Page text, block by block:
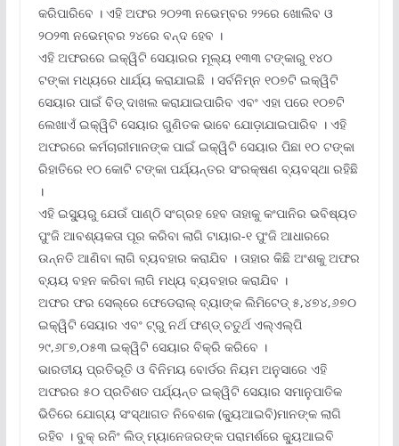
କରିପାରିବେ । ଏହି ଅଫର ୨୦୨୩ ନଭେମ୍ବର ୨୨ରେ ଖୋଲିବ ଓ
୨୦୨୩ ନଭେମ୍ବର ୨୪ରେ ବନ୍ଦ ହେବ ।
ଏହି ଅଫରରେ ଇକ୍ୱିଟି ସେୟାରର ମୂଲ୍ୟ ୧୩୩ ଟଙ୍କାରୁ ୧୪୦
ଟଙ୍କା ମଧ୍ୟରେ ଧାର୍ଯ୍ୟ କରାଯାଇଛି । ସର୍ବନିମ୍ନ ୧୦୭ଟି ଇକ୍ୱିଟି
ସେୟାର ପାଇଁ ବିଡ୍ ଦାଖଲ କରାଯାଇପାରିବ ଏବଂ ଏହା ପରେ ୧୦୭ଟି
ଲେଖାଏଁ ଇକ୍ୱିଟି ସେୟାର ଗୁଣିତକ ଭାବେ ଯୋଡ଼ାଯାଇପାରିବ । ଏହି
ଅଫରରେ କର୍ମଚାରୀମାନଙ୍କ ପାଇଁ ଇକ୍ୱିଟି ସେୟାର ପିଛା ୧୦ ଟଙ୍କା
ରିହାତିରେ ୧୦ କୋଟି ଟଙ୍କା ପର୍ଯ୍ୟନ୍ତର ସଂରକ୍ଷଣ ବ୍ୟବସ୍ଥା ରହିଛି
।
ଏହି ଇସ୍ୟୁରୁ ଯେଉଁ ପାଣ୍ଠି ସଂଗ୍ରହ ହେବ ତାହାକୁ କଂପାନିର ଭବିଷ୍ୟତ
ପୁଂଜି ଆବଶ୍ୟକତା ପୂର କରିବା ଲାଗି ଟାୟାର-୧ ପୁଂଜି ଆଧାରରେ
ଉନ୍ନତି ଆଣିବା ଲାଗି ବ୍ୟବହାର କରାଯିବ । ତାହାର କିଛି ଅଂଶକୁ ଅଫର
ବ୍ୟୟ ବହନ କରିବା ଲାଗି ମଧ୍ୟ ବ୍ୟବହାର କରାଯିବ ।
ଅଫର ଫର ସେଲ୍‌ରେ ଫେଡେରାଲ୍ ବ୍ୟାଙ୍କ ଲିମିଟେଡ୍ ୫,୪୭୪,୬୭୦
ଇକ୍ୱିଟି ସେୟାର ଏବଂ ଟ୍ରୁ ନର୍ଥ ଫଣ୍ଡ୍ ଚତୁର୍ଥ ଏଲ୍‌ଏଲ୍‌ପି
୨୯,୬୮୭,୦୫୩ ଇକ୍ୱିଟି ସେୟାର ବିକ୍ରି କରିବେ ।
ଭାରତୀୟ ପ୍ରତିଭୂତି ଓ ବିନିମୟ ବୋର୍ଡର ନିୟମ ଅନୁସାରେ ଏହି
ଅଫରର ୫୦ ପ୍ରତିଶତ ପର୍ଯ୍ୟନ୍ତ ଇକ୍ୱିଟି ସେୟାର ସମାନୁପାତିକ
ଭିତିରେ ଯୋଗ୍ୟ ସଂସ୍ଥାଗତ ନିବେଶକ (କ୍ୟୁଆଇବି)ମାନଙ୍କ ଲାଗି
ରହିବ । ବୁକ୍ ରନିଂ ଲିଡ୍ ମ୍ୟାନେଜରଙ୍କ ପରାମର୍ଶରେ କ୍ୟୁଆଇବି